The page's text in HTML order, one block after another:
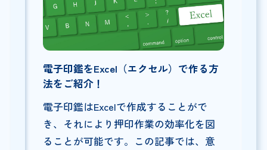
電子印鑑をExcel（エクセル）で作る方
法をご紹介！
電子印鑑はExcelで作成することがで
き、それにより押印作業の効率化を図
ることが可能です。この記事では、意